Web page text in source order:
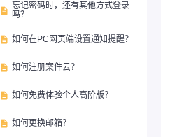
 忘记密码时，还有其他方式登录
吗？
 如何在PC网页端设置通知提醒？
 如何注册案件云？
 如何免费体验个人高阶版？
 如何更换邮箱？